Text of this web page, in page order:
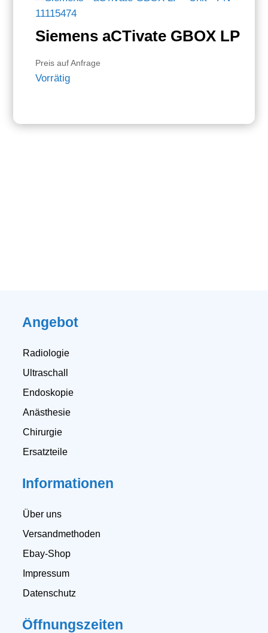
Siemens aCTivate GBOX LP
Preis auf Anfrage
Vorrätig
Angebot
Radiologie
Ultraschall
Endoskopie
Anästhesie
Chirurgie
Ersatzteile
Informationen
Über uns
Versandmethoden
Ebay-Shop
Impressum
Datenschutz
Öffnungszeiten